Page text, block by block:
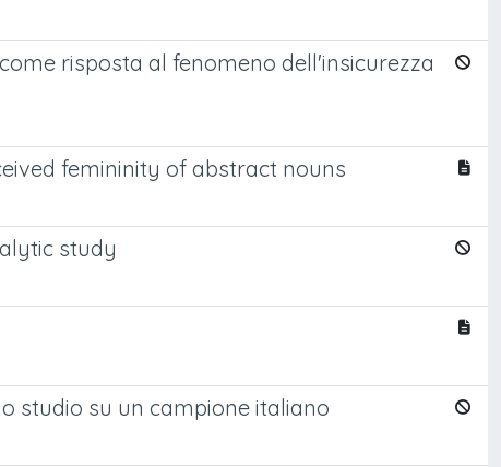
risposta al fenomeno dell'insicurezza
femininity of abstract nouns
study
studio su un campione italiano